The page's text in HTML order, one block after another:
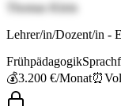
Thomas Klein
Lehrer/in/Dozent/in -
Frühpädagogik
💰3.200 €/Monat⏰